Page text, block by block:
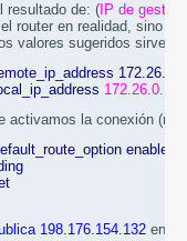
resultado de: ( IP de
router en realidad, sino
valores sugeridos sirven
172.26.0.1
la conexión
enable
198.176.154.132 en